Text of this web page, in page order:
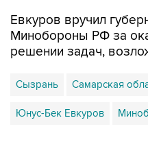
Евкуров вручил
Минобороны РФ за
решении задач,
Сызрань Самарская
Юнус-Бек Евкуров